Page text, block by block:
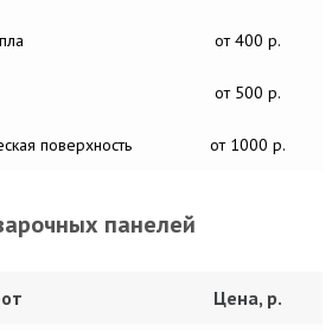
от 400 р.
от 500 р.
поверхность от 1000 р.
панелей
Цена, р.